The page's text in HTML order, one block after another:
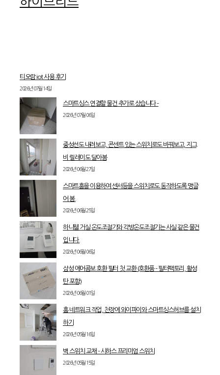
티오람 iot 사용 후기
2026년 07월 14일
스마트싱스 연결할 물건 추가로 샀습니다 –
2026년 07월 06일
중성선도 내려보고, 콘센트 있는 스위치로도 바꿔보고, 지그
비 릴레이도 달아봄
2026년 06월 27일
스마트홈을 이용하여 센서등을 스위치로도 동작하도록 맹글
어 봄.
2026년 06월 25일
하니웰 거실 온도조절기와 각방온도조절기는 사실 같은 물건
입니다.
2026년 06월 06일
삼성 에어콤보 호환 필터 첫 교환 (호환품 – 필터팩토리, 활성
탄 포함)
2026년 06월 01일
홈 네트워크 작업, 천장에 와이파이와 스마트싱스허브를 설치
하기
2026년 05월 16일
벽 스위치 교채 – 시하스 프리미엄 스위치
2026년 05월 15일